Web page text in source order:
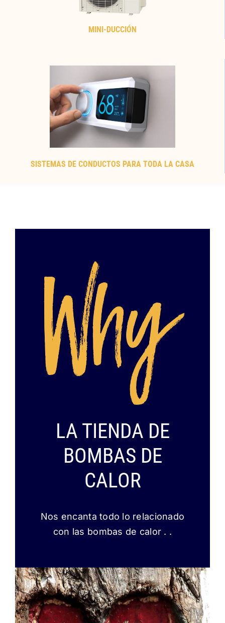
MINI-DUCCIÓN
SISTEMAS DE CONDUCTOS PARA TODA LA CASA
LA TIENDA DE
BOMBAS DE
CALOR
Nos encanta todo lo relacionado
con las bombas de calor . .